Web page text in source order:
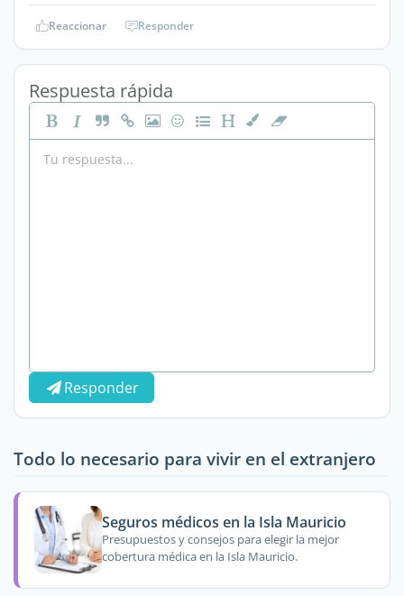
Reaccionar Responder
Respuesta rápida
Responder
Todo lo necesario para vivir en el extranjero
Seguros médicos en la Isla Mauricio
Presupuestos y consejos para elegir la mejor
cobertura médica en la Isla Mauricio.